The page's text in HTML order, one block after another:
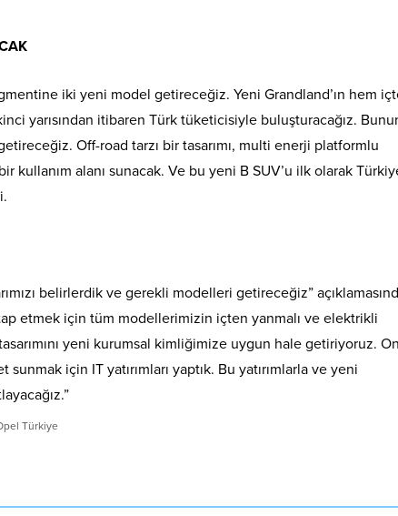
iki yeni model getireceğiz. Yeni Grandland’ın hem
yarısından itibaren Türk tüketicisiyle buluşturacağız.
Off-road tarzı bir tasarımı, multi enerji platformlu
alanı sunacak. Ve bu yeni B SUV’u ilk olarak
belirlerdik ve gerekli modelleri getireceğiz”
etmek için tüm modellerimizin içten yanmalı ve elektrikli
yeni kurumsal kimliğimize uygun hale getiriyoruz.
için IT yatırımları yaptık. Bu yatırımlarla ve yeni
Türkiye